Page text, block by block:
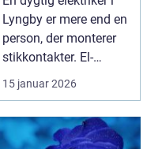
Lyngby er mere end en
person, der monterer
stikkontakter. El-
installationer e...
15 januar 2026